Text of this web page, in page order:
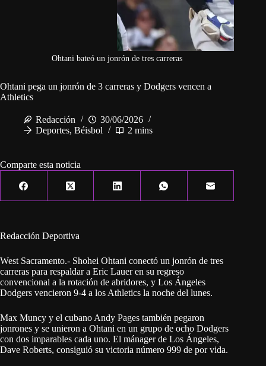
Ohtani bateó un jonrón de tres carreras
Ohtani pega un jonrón de 3 carreras y Dodgers vencen a
Athletics
Redacción
30/06/2026
Deportes, Béisbol 2 mins
Comparte esta noticia
Redacción Deportiva
West Sacramento.- Shohei Ohtani conectó un jonrón de tres
carreras para respaldar a Eric Lauer en su regreso
convencional a la rotación de abridores, y Los Ángeles
Dodgers vencieron 9-4 a los Athletics la noche del lunes.
Max Muncy y el cubano Andy Pages también pegaron
jonrones y se unieron a Ohtani en un grupo de ocho Dodgers
con dos imparables cada uno. El mánager de Los Ángeles,
Dave Roberts, consiguió su victoria número 999 de por vida.